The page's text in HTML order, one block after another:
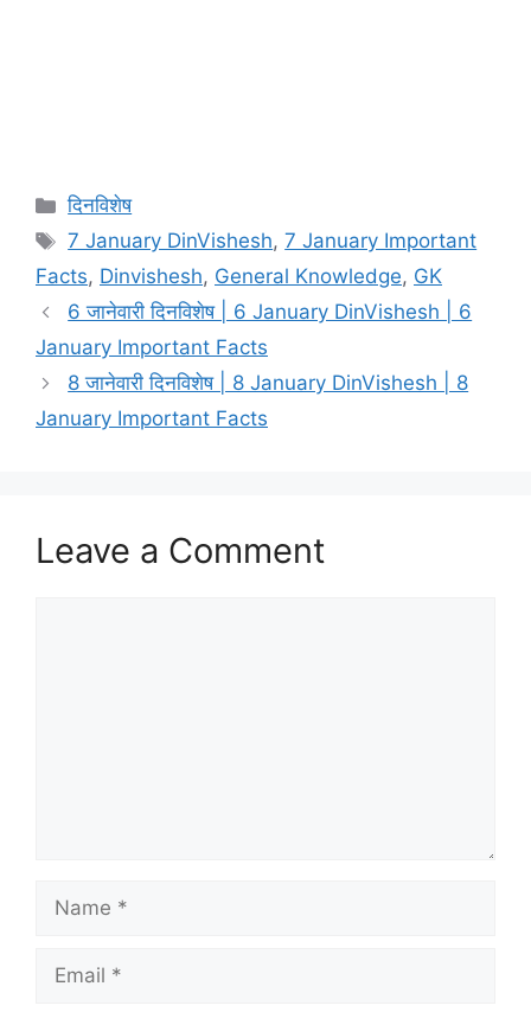
Categories
दिनविशेष
Tags
7 January DinVishesh,7 January Important
Facts, Dinvishesh, General Knowledge, GK
6 जानेवारी दिनविशेष | 6 January DinVishesh | 6
January Important Facts
8 जानेवारी दिनविशेष | 8 January DinVishesh | 8
January Important Facts
Leave a Comment
Name
Email